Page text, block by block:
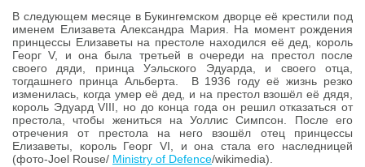
В следующем месяце в Букингемском дворце её крестили под
именем Елизавета Александра Мария. На момент рождения
принцессы Елизаветы на престоле находился её дед, король
Георг V, и она была третьей в очереди на престол после
своего дяди, принца Уэльского Эдуарда, и своего отца,
тогдашнего принца Альберта. В 1936 году её жизнь резко
изменилась, когда умер её дед, и на престол взошёл её дядя,
король Эдуард VIII, но до конца года он решил отказаться от
престола, чтобы жениться на Уоллис Симпсон. После его
отречения от престола на него взошёл отец принцессы
Елизаветы, король Георг VI, и она стала его наследницей
(фото-Joel Rouse/ Ministry of Defence/wikimedia).